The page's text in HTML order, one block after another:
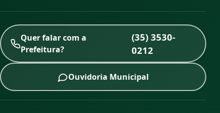
Quer falar com a
Prefeitura?
(35) 3530-
0212
Ouvidoria Municipal